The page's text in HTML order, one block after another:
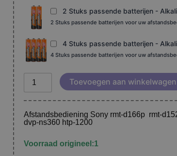
2 Stuks passende batterijen -
2 Stuks passende batterijen voor uw
4 Stuks passende batterijen -
4 Stuks passende batterijen voor uw
NS355
aantal
Toevoegen aan winkelwagen
Afstandsbediening Sony rmt-d166p rmt-
dvp-ns360 htp-1200
Voorraad origineel:1